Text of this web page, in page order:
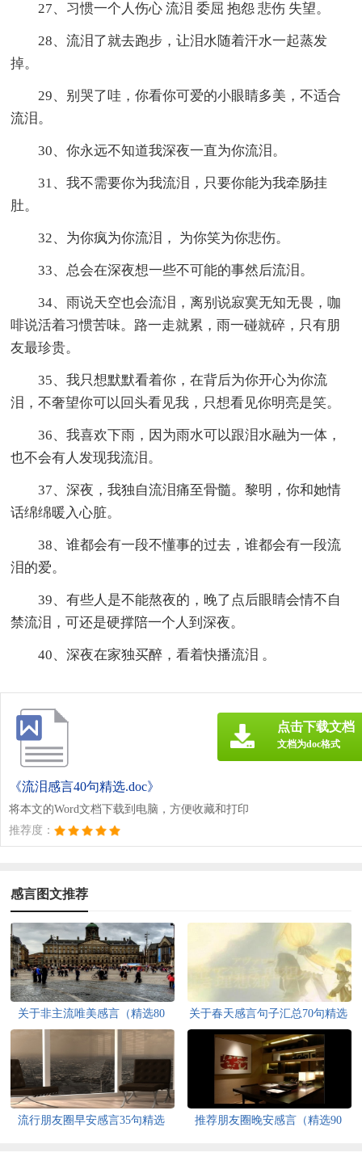
27、习惯一个人伤心 流泪 委屈 抱怨 悲伤 失望。
28、流泪了就去跑步，让泪水随着汗水一起蒸发
掉。
29、别哭了哇，你看你可爱的小眼睛多美，不适合
流泪。
30、你永远不知道我深夜一直为你流泪。
31、我不需要你为我流泪，只要你能为我牵肠挂
肚。
32、为你疯为你流泪， 为你笑为你悲伤。
33、总会在深夜想一些不可能的事然后流泪。
34、雨说天空也会流泪，离别说寂寞无知无畏，咖
啡说活着习惯苦味。路一走就累，雨一碰就碎，只有朋
友最珍贵。
35、我只想默默看着你，在背后为你开心为你流
泪，不奢望你可以回头看见我，只想看见你明亮是笑。
36、我喜欢下雨，因为雨水可以跟泪水融为一体，
也不会有人发现我流泪。
37、深夜，我独自流泪痛至骨髓。黎明，你和她情
话绵绵暖入心脏。
38、谁都会有一段不懂事的过去，谁都会有一段流
泪的爱。
39、有些人是不能熬夜的，晚了点后眼睛会情不自
禁流泪，可还是硬撑陪一个人到深夜。
40、深夜在家独买醉，看着快播流泪 。
《流泪感言40句精选.doc》
将本文的Word文档下载到电脑，方便收藏和打印
推荐度：
点击下载文档
文档为doc格式
感言图文推荐
关于非主流唯美感言（精选80
句）
关于春天感言句子汇总70句精选
流行朋友圈早安感言35句精选
推荐朋友圈晚安感言（精选90